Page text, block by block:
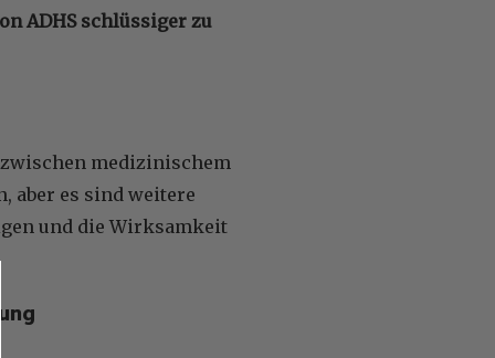
ADHS schlüssiger zu
medizinischem
aber es sind weitere
und die Wirksamkeit